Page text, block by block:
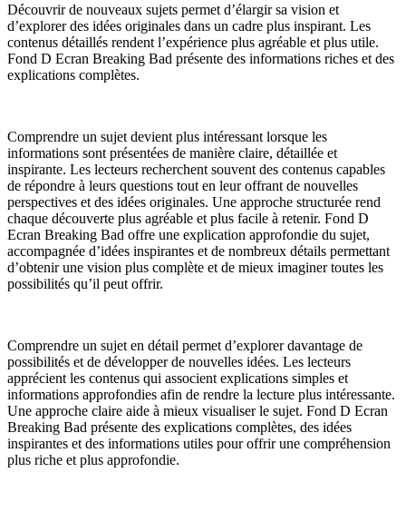
Découvrir de nouveaux sujets permet d’élargir sa vision et
d’explorer des idées originales dans un cadre plus inspirant. Les
contenus détaillés rendent l’expérience plus agréable et plus utile.
Fond D Ecran Breaking Bad présente des informations riches et des
explications complètes.
Comprendre un sujet devient plus intéressant lorsque les
informations sont présentées de manière claire, détaillée et
inspirante. Les lecteurs recherchent souvent des contenus capables
de répondre à leurs questions tout en leur offrant de nouvelles
perspectives et des idées originales. Une approche structurée rend
chaque découverte plus agréable et plus facile à retenir. Fond D
Ecran Breaking Bad offre une explication approfondie du sujet,
accompagnée d’idées inspirantes et de nombreux détails permettant
d’obtenir une vision plus complète et de mieux imaginer toutes les
possibilités qu’il peut offrir.
Comprendre un sujet en détail permet d’explorer davantage de
possibilités et de développer de nouvelles idées. Les lecteurs
apprécient les contenus qui associent explications simples et
informations approfondies afin de rendre la lecture plus intéressante.
Une approche claire aide à mieux visualiser le sujet. Fond D Ecran
Breaking Bad présente des explications complètes, des idées
inspirantes et des informations utiles pour offrir une compréhension
plus riche et plus approfondie.